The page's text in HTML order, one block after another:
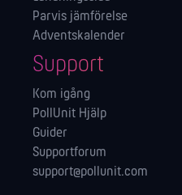
Parvis jämförelse
Adventskalender
Support
Kom igång
PollUnit Hjälp
Guider
Supportforum
support@pollunit.com